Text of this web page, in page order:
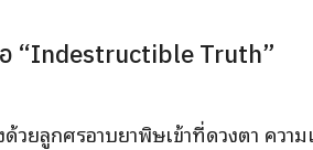
อ “Indestructible Truth”
วยลูกศรอาบยาพิษเข้าที่ดวงตา ควา